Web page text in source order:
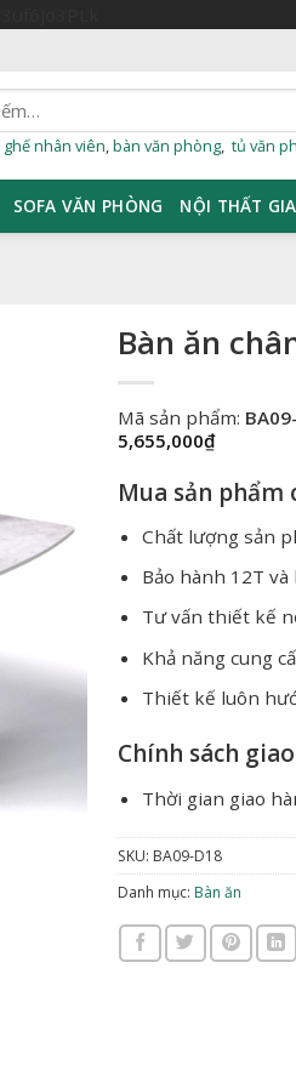
ghế nhân viên bàn văn phòng tủ văn
SOFA VĂN PHÒNG NỘI THẤT
Bàn ăn
Mã sản phẩm:
5,655,000₫
Mua sản phẩm
Chất lượng sản
Bảo hành 12T
Tư vấn thiết kế
Khả năng cung
Thiết kế luôn
Chính sách
Thời gian giao
SKU: BA09-D18
Danh mục: Bàn ăn